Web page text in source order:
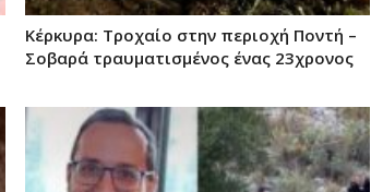
Κέρκυρα: Τροχαίο στην περιοχή Ποντή –
Σοβαρά τραυματισμένος ένας 23χρονος